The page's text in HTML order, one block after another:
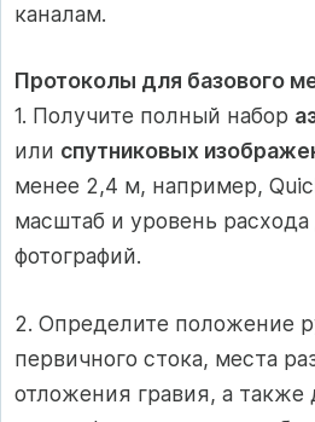
каналам.
Протоколы для базового
1. Получите полный набор
или спутниковых
менее 2,4 м, например,
масштаб и уровень
фотографий.
2. Определите положение
первичного стока, места
отложения гравия, а также